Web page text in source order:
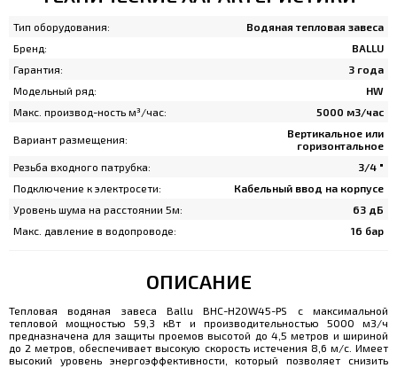
Тип оборудования:
Водяная тепловая завеса
Бренд:
BALLU
Гарантия:
3 года
Модельный ряд:
HW
Макс. производ-ность м³/час:
5000 м3/час
Вариант размещения:
Вертикальное или
горизонтальное
Резьба входного патрубка:
3/4 "
Подключение к электросети:
Кабельный ввод на корпусе
Уровень шума на расстоянии 5м:
63 дБ
Макс. давление в водопроводе:
16 бар
ОПИСАНИЕ
Тепловая водяная завеса Ballu BHC-H20W45-PS с максимальной
тепловой мощностью 59,3 кВт и производительностью 5000 м3/ч
предназначена для защиты проемов высотой до 4,5 метров и шириной
до 2 метров, обеспечивает высокую скорость истечения 8,6 м/с. Имеет
высокий уровень энергоэффективности, который позволяет снизить